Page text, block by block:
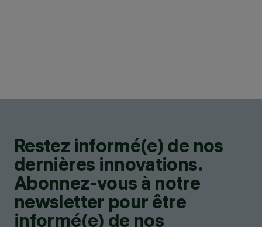
Restez informé(e) de nos
dernières innovations.
Abonnez-vous à notre
newsletter pour être
informé(e) de nos